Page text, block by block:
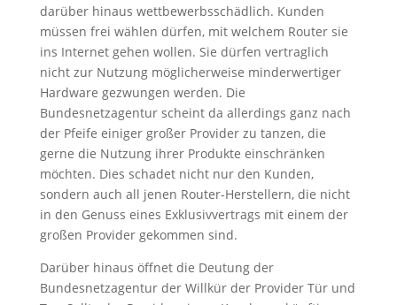
darüber hinaus wettbewerbsschädlich. Kunden
müssen frei wählen dürfen, mit welchem Router sie
ins Internet gehen wollen. Sie dürfen vertraglich
nicht zur Nutzung möglicherweise minderwertiger
Hardware gezwungen werden. Die
Bundesnetzagentur scheint da allerdings ganz nach
der Pfeife einiger großer Provider zu tanzen, die
gerne die Nutzung ihrer Produkte einschränken
möchten. Dies schadet nicht nur den Kunden,
sondern auch all jenen Router-Herstellern, die nicht
in den Genuss eines Exklusivvertrags mit einem der
großen Provider gekommen sind.
Darüber hinaus öffnet die Deutung der
Bundesnetzagentur der Willkür der Provider Tür und